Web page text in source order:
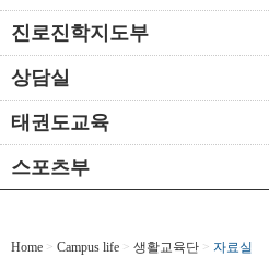
진로진학지도부
상담실
태권도교육
스포츠부
Home > Campus life > 생활교육단 > 자료실